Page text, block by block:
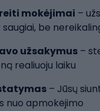
mokėjimai –
be
užsakymus –
realiuoju laiku
– Jūsų
nuo apmokėjimo